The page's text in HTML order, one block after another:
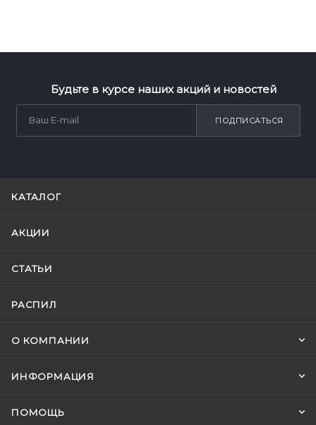
Будьте в курсе наших акций и новостей
ПОДПИСАТЬСЯ
КАТАЛОГ
АКЦИИ
СТАТЬИ
РАСПИЛ
О КОМПАНИИ
ИНФОРМАЦИЯ
ПОМОЩЬ